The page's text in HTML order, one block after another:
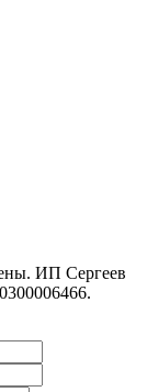
ИП Сергеев